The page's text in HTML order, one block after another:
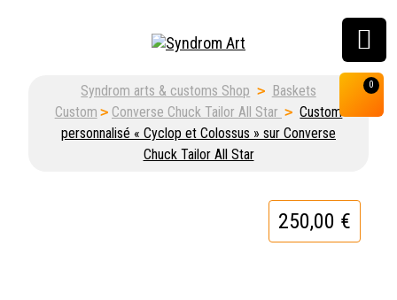
0
Customisation, graffiti
& street art shop
Syndrom arts & customs Shop > Baskets
Custom > Converse Chuck Tailor All Star > Custom
personnalisé « Cyclop et Colossus » sur Converse
Chuck Tailor All Star
250,00 €